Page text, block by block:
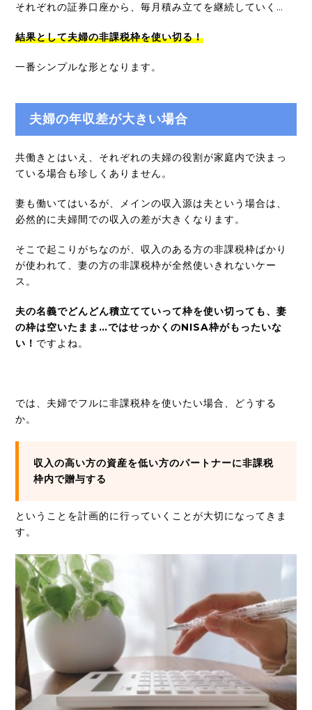
それぞれの証券口座から、毎月積み立てを継続していく…
結果として夫婦の非課税枠を使い切る！
一番シンプルな形となります。
夫婦の年収差が大きい場合
共働きとはいえ、それぞれの夫婦の役割が家庭内で決まっ
ている場合も珍しくありません。
妻も働いてはいるが、メインの収入源は夫という場合は、
必然的に夫婦間での収入の差が大きくなります。
そこで起こりがちなのが、収入のある方の非課税枠ばかり
が使われて、妻の方の非課税枠が全然使いきれないケー
ス。
夫の名義でどんどん積立てていって枠を使い切っても、妻
の枠は空いたまま…ではせっかくのNISA枠がもったいな
い！ ですよね。
では、夫婦でフルに非課税枠を使いたい場合、どうする
か。
収入の高い方の資産を低い方のパートナーに非課税
枠内で贈与する
ということを計画的に行っていくことが大切になってきま
す。